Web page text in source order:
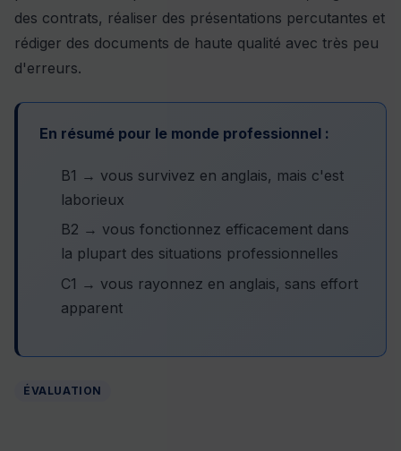
des contrats, réaliser des présentations percutantes et
rédiger des documents de haute qualité avec très peu
d'erreurs.
En résumé pour le monde professionnel :
B1 → vous survivez en anglais, mais c'est
laborieux
B2 → vous fonctionnez efficacement dans
la plupart des situations professionnelles
C1 → vous rayonnez en anglais, sans effort
apparent
ÉVALUATION